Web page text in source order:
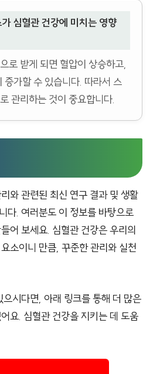
심혈관 건강에 미치는 영향
로 받게 되면 혈압이 상승하고,
증가할 수 있습니다. 따라서 스
관리하는 것이 중요합니다.
와 관련된 최신 연구 결과 및 생활
다. 여러분도 이 정보를 바탕으로
어 보세요. 심혈관 건강은 우리의
소이니 만큼, 꾸준한 관리와 실천
시다면, 아래 링크를 통해 더 많은
요. 심혈관 건강을 지키는 데 도움